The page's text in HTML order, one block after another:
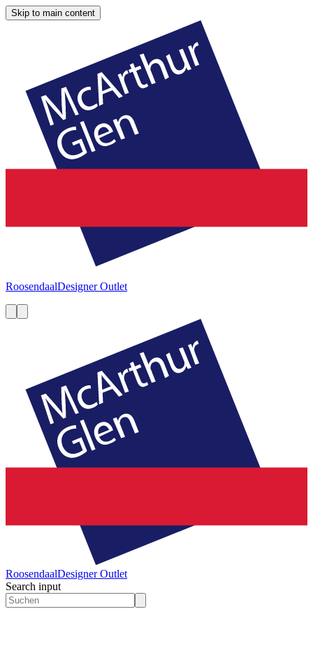
Skip to main content
RoosendaalDesigner Outlet
RoosendaalDesigner Outlet
Search input